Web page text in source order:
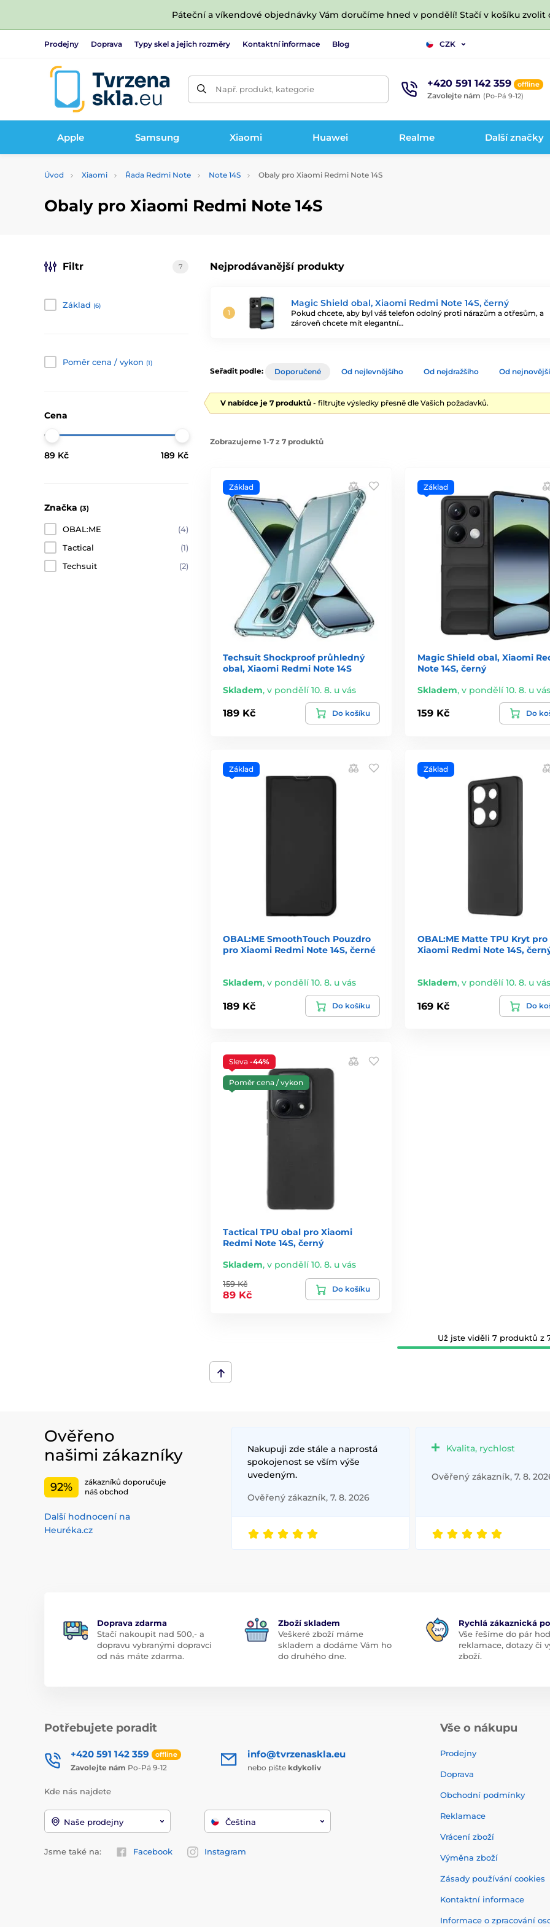
Páteční a víkendové objednávky Vám doručíme hned v pondělí! Stačí v košíku zvolit
Prodejny Doprava Typy skel a jejich rozměry Kontaktní informace Blog CZK
Např. produkt, kategorie +420 591 142 359 offline
Zavolejte nám (Po-Pá 9-12)
Apple Samsung Xiaomi Huawei Realme Další značky
Úvod Xiaomi Řada Redmi Note Note 14S Obaly pro Xiaomi Redmi Note 14S
Obaly pro Xiaomi Redmi Note 14S
Nejprodávanější produkty
Magic Shield obal, Xiaomi Redmi Note 14S, černý
Pokud chcete, aby byl váš telefon odolný proti nárazům a otřesům, a
zároveň chcete mít elegantní…
Filtr 7
Základ (6)
Poměr cena / vykon (1)
Cena
89 Kč 189 Kč
Značka (3)
OBAL:ME
(4)
Tactical
(1)
Techsuit
(2)
Seřadit podle: Doporučené Od nejlevnějšího Od nejdražšího Od
V nabídce je 7 produktů - filtrujte výsledky přesně dle Vašich požadavků.
Zobrazujeme 1-7 z 7 produktů
Základ
Techsuit Shockproof průhledný
obal, Xiaomi Redmi Note 14S
Skladem, v pondělí 10. 8. u vás
189 Kč Do košíku
Základ
Magic Shield obal, Xiaomi
Note 14S, černý
Skladem, v pondělí 10. 8. u vás
159 Kč Do
Základ
OBAL:ME SmoothTouch Pouzdro
pro Xiaomi Redmi Note 14S, černé
Skladem, v pondělí 10. 8. u vás
189 Kč Do košíku
Základ
OBAL:ME Matte TPU Kryt pro
Xiaomi Redmi Note 14S,
Skladem, v pondělí 10. 8. u vás
169 Kč Do
Sleva -44%
Poměr cena / vykon
Tactical TPU obal pro Xiaomi
Redmi Note 14S, černý
Skladem, v pondělí 10. 8. u vás
159 Kč
89 Kč
Do košíku
Už jste viděli 7 produktů z
Ověřeno
našimi zákazníky
92%
zákazníků doporučuje
náš obchod
Další hodnocení na
Heuréka.cz
Nakupuji zde stále a naprostá
spokojenost se vším výše
uvedeným.
Ověřený zákazník, 7. 8. 2026
Kvalita, rychlost
Ověřený zákazník, 7. 8.
Doprava zdarma
Stačí nakoupit nad 500,- a
dopravu vybranými dopravci
od nás máte zdarma.
Zboží skladem
Veškeré zboží máme
skladem a dodáme Vám ho
do druhého dne.
Rychlá zákaznická
Vše řešíme do pár
reklamace, dotazy či
zboží.
Potřebujete poradit
+420 591 142 359 offline
Zavolejte nám Po-Pá 9-12
info@tvrzenaskla.eu
nebo pište kdykoliv
Kde nás najdete
Naše prodejny Čeština
Jsme také na: Facebook Instagram
Vše o nákupu
Prodejny
Doprava
Obchodní podmínky
Reklamace
Vrácení zboží
Výměna zboží
Zásady používání cookies
Kontaktní informace
Informace o zpracování